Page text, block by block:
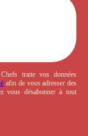
traite vos données
afin de vous adresser des
vous désabonner à tout